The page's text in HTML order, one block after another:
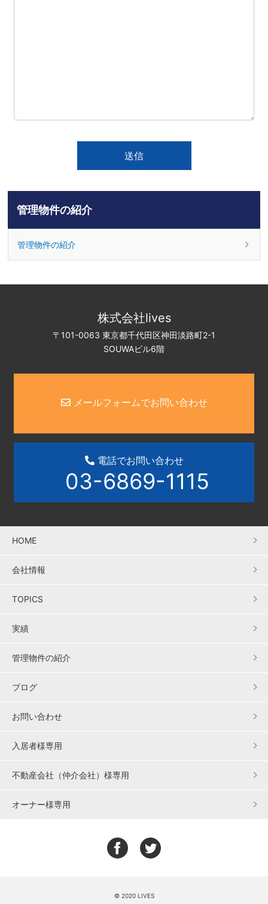
管理物件の紹介
管理物件の紹介
株式会社lives
〒101-0063 東京都千代田区神田淡路町2-1
SOUWAビル6階
メールフォームでお問い合わせ
電話でお問い合わせ
03-6869-1115
HOME
会社情報
TOPICS
実績
管理物件の紹介
ブログ
お問い合わせ
入居者様専用
不動産会社（仲介会社）様専用
オーナー様専用
© 2020 LIVES